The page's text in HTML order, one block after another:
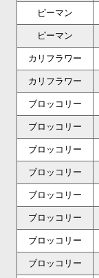
ピーマン
ピーマン
カリフラワー
カリフラワー
ブロッコリー
ブロッコリー
ブロッコリー
ブロッコリー
ブロッコリー
ブロッコリー
ブロッコリー
ブロッコリー